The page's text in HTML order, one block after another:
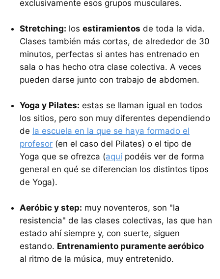
exclusivamente esos grupos musculares.
Stretching: los estiramientos de toda la vida.
Clases también más cortas, de alrededor de 30
minutos, perfectas si antes has entrenado en
sala o has hecho otra clase colectiva. A veces
pueden darse junto con trabajo de abdomen.
Yoga y Pilates: estas se llaman igual en todos
los sitios, pero son muy diferentes dependiendo
de la escuela en la que se haya formado el
profesor (en el caso del Pilates) o el tipo de
Yoga que se ofrezca (aquí podéis ver de forma
general en qué se diferencian los distintos tipos
de Yoga).
Aeróbic y step: muy noventeros, son "la
resistencia" de las clases colectivas, las que han
estado ahí siempre y, con suerte, siguen
estando. Entrenamiento puramente aeróbico
al ritmo de la música, muy entretenido.